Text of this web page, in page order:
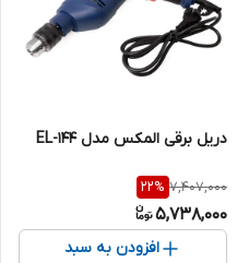
دریل برقی المکس مدل EL-144
7,407,000
22%
5,738,000
افزودن به سبد